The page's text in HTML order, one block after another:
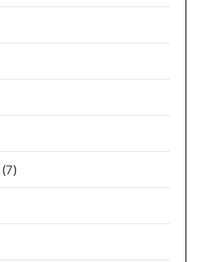
(7)